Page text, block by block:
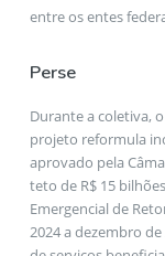
entre os entes
Perse
Durante a coletiva,
projeto reformula
aprovado pela
teto de R$ 15
Emergencial de
2024 a dezembro